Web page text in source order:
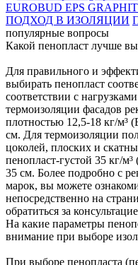
EUROBUD EPS
ПОДХОД В ИЗОЛЯЦИИ
популярные вопросы
Какой пенопласт лучше
Для правильного и
выбирать пенопласт
соответствии с
термоизоляции фасадов
плотностью 12,5-18 кг/м³
см. Для термоизоляции
цоколей, плоских и
пенопласт-густой 35 кг/
35 см. Более подробно с
марок, вы можете
непосредственно на
обратиться за
На какие параметры
внимание при выборе
При выборе пенопласта